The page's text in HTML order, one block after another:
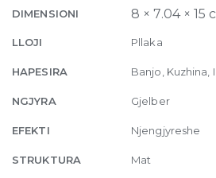
7,4
15
quantity
DIMENSIONI 8 × 7.04 × 15
LLOJI Pllaka
HAPESIRA Banjo, Kuzhina,
NGJYRA Gjelber
EFEKTI Njengjyreshe
STRUKTURA Mat